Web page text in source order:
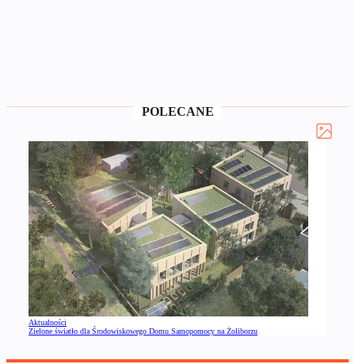
POLECANE
Aktualności
Zielone światło dla Środowiskowego Domu Samopomocy na Żoliborzu